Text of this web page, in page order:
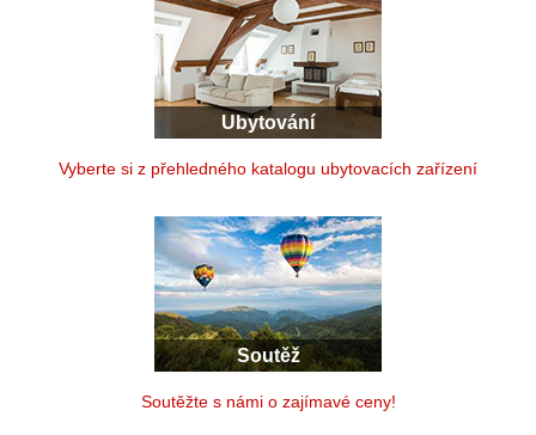
Ubytování
Vyberte si z přehledného katalogu ubytovacích zařízení
Soutěž
Soutěžte s námi o zajímavé ceny!